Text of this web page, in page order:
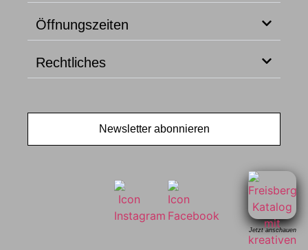
Öffnungszeiten
Rechtliches
Newsletter abonnieren
Jetzt anschauen